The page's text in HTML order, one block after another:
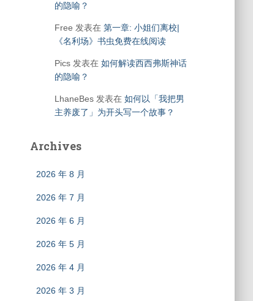
的隐喻？
Free 发表在 第一章: 小姐们离校|
《名利场》书虫免费在线阅读
Pics发表在 如何解读西西弗斯神话
的隐喻？
LhaneBes发表在 如何以「我把男
主养废了」为开头写一个故事？
Archives
2026 年 8 月
2026 年 7 月
2026 年 6 月
2026 年 5 月
2026 年 4 月
2026 年 3 月